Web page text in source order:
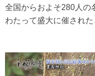
全国からおよそ280人の
わたって盛大に催された